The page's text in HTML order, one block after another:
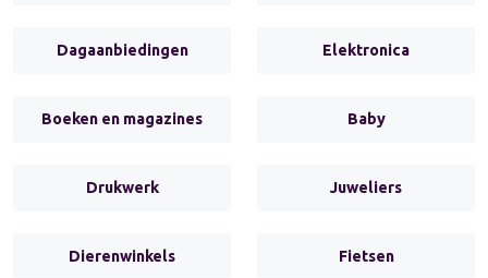
Dagaanbiedingen Elektronica
Boeken en magazines Baby
Drukwerk Juweliers
Dierenwinkels Fietsen